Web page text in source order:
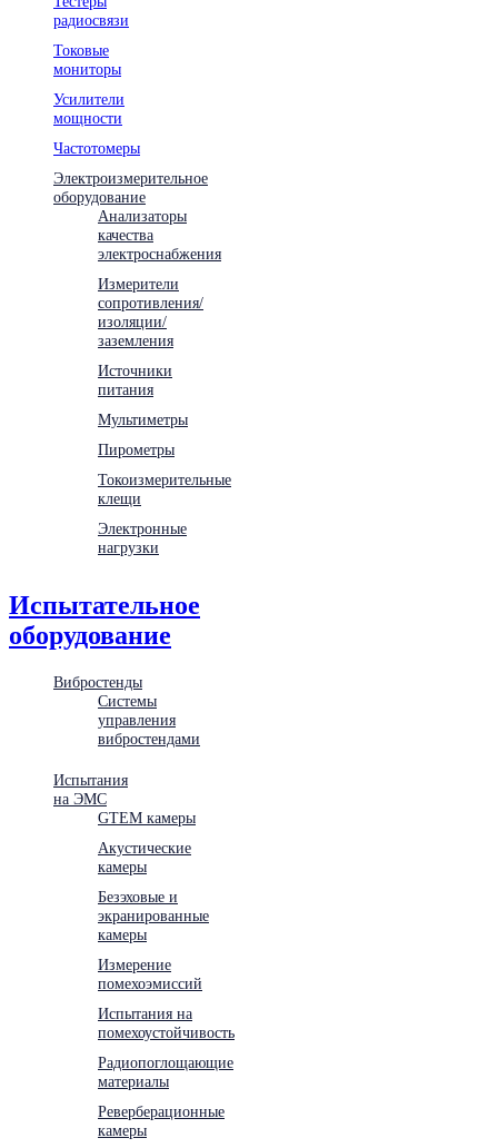
радиосвязи
Токовые
мониторы
Усилители
мощности
Частотомеры
Электроизмерительное
оборудование
Анализаторы
качества
электроснабжения
Измерители
сопротивления/
изоляции/
заземления
Источники
питания
Мультиметры
Пирометры
Токоизмерительные
клещи
Электронные
нагрузки
Испытательное
оборудование
Вибростенды
Системы
управления
вибростендами
Испытания
на ЭМС
GTEM камеры
Акустические
камеры
Безэховые и
экранированные
камеры
Измерение
помехоэмиссий
Испытания на
помехоустойчивость
Радиопоглощающие
материалы
Реверберационные
камеры